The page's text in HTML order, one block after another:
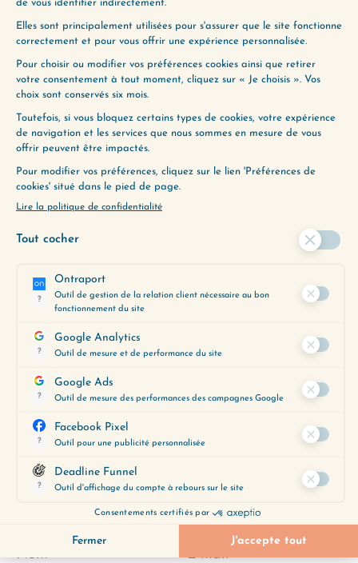
préoccupations du moment.
Obtenez-le gratuitement en
cliquant ci-dessous :
JE LE VEUX
LAISSER UN COMMENTAIRE
Votre adresse e-mail ne sera pas
publiée. Les champs obligatoires sont
indiqués avec*
Commentaire*
Nom* E-mail*